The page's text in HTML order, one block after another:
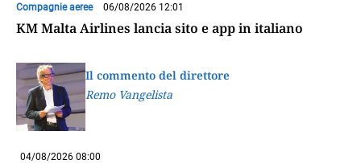
Compagnie aeree 06/08/2026 12:01
KM Malta Airlines lancia sito e app in italiano
Il commento del direttore
Remo Vangelista
04/08/2026 08:00